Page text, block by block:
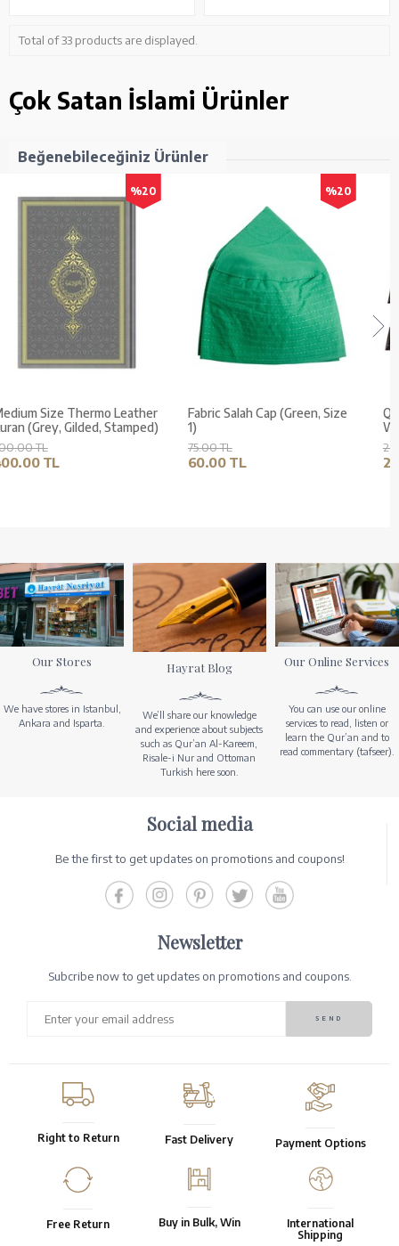
Total of 33 products are displayed.
Çok Satan İslami Ürünler
Beğenebileceğiniz Ürünler
%20
Medium Size Thermo Leather
Kuran (Grey, Gilded, Stamped)
500.00 TL
400.00 TL
%20
Fabric Salah Cap (Green, Size
75.00 TL
60.00 TL
Our Stores
We have stores in Istanbul,
Ankara and Isparta.
Hayrat Blog
We’ll share our knowledge
and experience about subjects
such as Qur’an Al-Kareem,
Risale-i Nur and Ottoman
Turkish here soon.
Our Online Services
You can use our online
services to read, listen or
learn the Qur’an and to
read commentary (tafseer).
Social media
Be the first to get updates on promotions and coupons!
Newsletter
Subcribe now to get updates on promotions and coupons.
Right to Return Fast Delivery Payment Options
Free Return Buy in Bulk, Win
International
Shipping